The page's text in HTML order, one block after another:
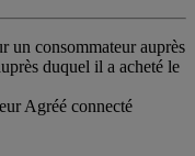
un consommateur auprès
duquel il a acheté le
Agréé connecté